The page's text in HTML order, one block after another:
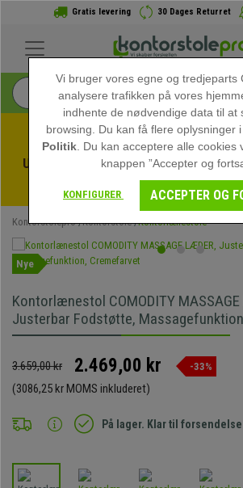
Gratis levering 30 Dages Returret
Udnyt sommerudsalget hos
rabatter i en begrænset periode -
Kontorstolepro Kontorstole Kontorlænestole
Nye
Kontorlænestol COMODITY MASSAGE
Justerbar Fodstøtte,
3.659,00 kr 2.469,00 kr -33%
(3086,25 kr MOMS inkluderet)
På lager. Klar til forsendelse
Vi bruger vores egne og tredjeparts
analysere trafikken på vores
indhente de nødvendige data til at
browsing. Du kan få flere oplysninger
Politik . Du kan acceptere alle cookies
knappen ”Accepter og
KONFIGURER ACCEPTER OG